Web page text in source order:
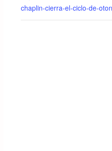
chaplin-cierra-el-ciclo-de-